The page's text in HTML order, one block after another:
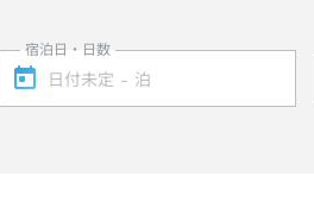
宿泊日・日数